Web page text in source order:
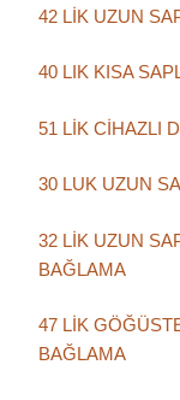
42 LİK UZUN
40 LIK KISA
51 LİK CİHAZLI
30 LUK UZUN
32 LİK UZUN
BAĞLAMA
47 LİK
BAĞLAMA